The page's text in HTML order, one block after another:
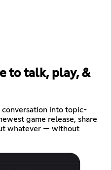
to talk, play, &
conversation into topic-
game release, share
whatever — without